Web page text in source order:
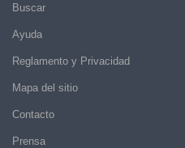
Buscar
Ayuda
Reglamento y Privacidad
Mapa del sitio
Contacto
Prensa